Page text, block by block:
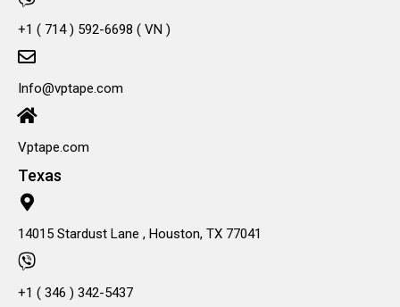
+1 ( 714 ) 592-6698 ( VN )
Info@vptape.com
Vptape.com
Texas
14015 Stardust Lane , Houston, TX 77041
+1 ( 346 ) 342-5437